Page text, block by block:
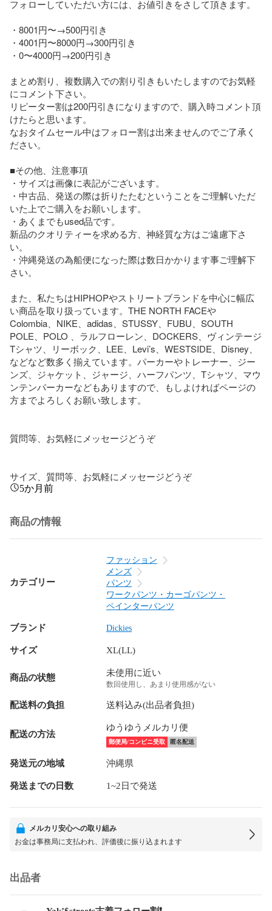
フォローしていただい方には、お値引きをさして頂きます。
・8001円〜→500円引き
・4001円〜8000円→300円引き
・0〜4000円→200円引き
まとめ割り、複数購入での割り引きもいたしますのでお気軽
にコメント下さい。
リピーター割は200円引きになりますので、購入時コメント頂
けたらと思います。
なおタイムセール中はフォロー割は出来ませんのでご了承く
ださい。
■その他、注意事項
・サイズは画像に表記がございます。
・中古品、発送の際は折りたたむということをご理解いただ
いた上でご購入をお願いします。
・あくまでもused品です。
新品のクオリティーを求める方、神経質な方はご遠慮下さ
い。
・沖縄発送の為船便になった際は数日かかります事ご理解下
さい。
また、私たちはHIPHOPやストリートブランドを中心に幅広
い商品を取り扱っています。THE NORTH FACEや
Colombia、NIKE、adidas、STUSSY、FUBU、SOUTH
POLE、POLO 、ラルフローレン、DOCKERS、ヴィンテージ
Tシャツ、リーボック、LEE、Levi’s、WESTSIDE、Disney、
などなど数多く揃えています。パーカーやトレーナー、ジー
ンズ、ジャケット、ジャージ、ハーフパンツ、Tシャツ、マウ
ンテンパーカーなどもありますので、もしよければページの
方までよろしくお願い致します。
質問等、お気軽にメッセージどうぞ
サイズ、質問等、お気軽にメッセージどうぞ
5か月前
商品の情報
カテゴリー
ファッション
メンズ
パンツ
ワークパンツ・カーゴパンツ・
ペインターパンツ
ブランド Dickies
サイズ XL(LL)
商品の状態 未使用に近い
数回使用し、あまり使用感がない
配送料の負担 送料込み(出品者負担)
配送の方法
ゆうゆうメルカリ便
郵便局/コンビニ受取 匿名配送
発送元の地域 沖縄県
発送までの日数 1~2日で発送
メルカリ安心への取り組み
お金は事務局に支払われ、評価後に振り込まれます
出品者